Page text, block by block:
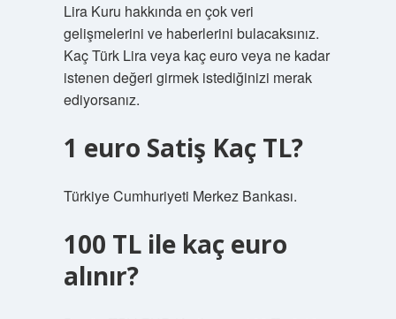
Lira Kuru hakkında en çok veri
gelişmelerini ve haberlerini bulacaksınız.
Kaç Türk Lira veya kaç euro veya ne kadar
istenen değeri girmek istediğinizi merak
ediyorsanız.
1 euro Satiş Kaç TL?
Türkiye Cumhuriyeti Merkez Bankası.
100 TL ile kaç euro
alınır?